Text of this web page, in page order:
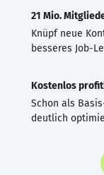
21 Mio.
Knüpf neue
besseres Job-
Kostenlos
Schon als
deutlich